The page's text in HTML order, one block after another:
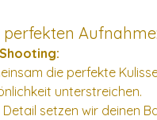
Aufnahme:
die perfekte
unterstreichen.
Detail setzen wir deinen